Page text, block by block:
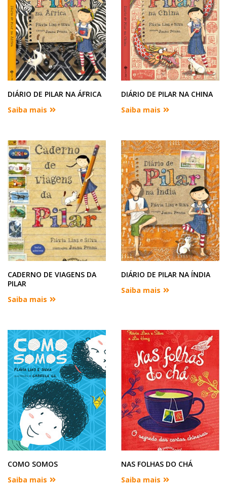
DIÁRIO DE PILAR NA ÁFRICA
Saiba mais
DIÁRIO DE PILAR NA CHINA
Saiba mais
CADERNO DE VIAGENS DA
PILAR
Saiba mais
DIÁRIO DE PILAR NA ÍNDIA
Saiba mais
COMO SOMOS
Saiba mais
NAS FOLHAS DO CHÁ
Saiba mais